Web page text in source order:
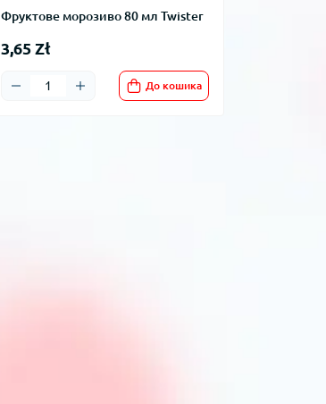
Фруктове морозиво 80 мл Twister
3,65 Zł
До кошика